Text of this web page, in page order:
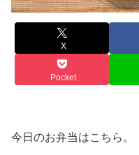
X
Pocket
今日のお弁当はこちら。